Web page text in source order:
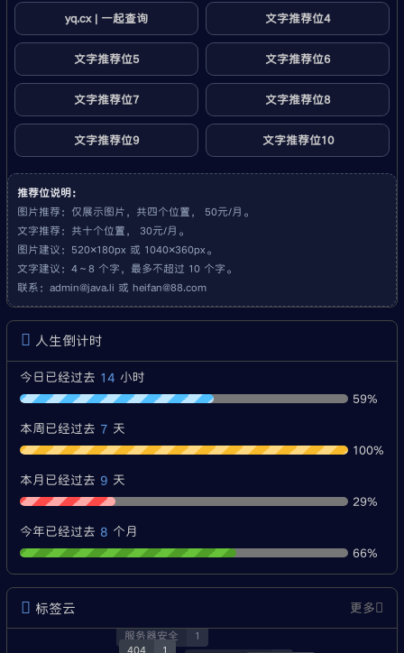
yq.cx | 一起查询 文字推荐位4
文字推荐位5 文字推荐位6
文字推荐位7 文字推荐位8
文字推荐位9 文字推荐位10
推荐位说明：
图片推荐：仅展示图片，共四个位置， 50元/月。
文字推荐：共十个位置， 30元/月。
图片建议：520×180px 或 1040×360px。
文字建议：4～8 个字，最多不超过 10 个字。
联系： admin@java.li 或 heifan@88.com
人生倒计时
今日已经过去 14 小时
59%
本周已经过去 7 天
100%
本月已经过去 9 天
29%
今年已经过去 8 个月
66%
标签云 更多
404 1
服务器安全 1